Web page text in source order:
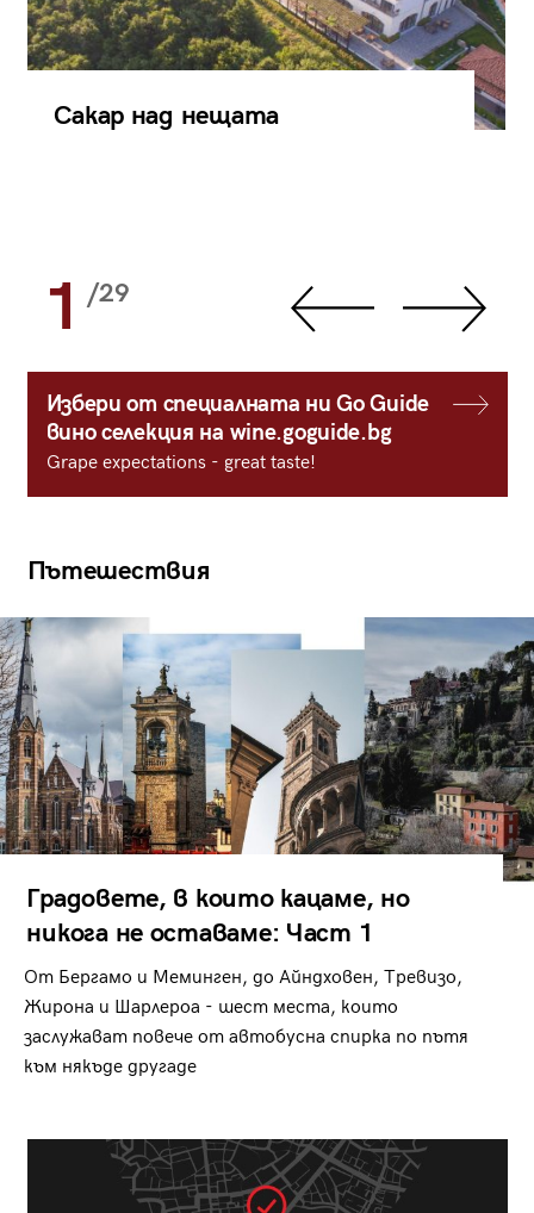
Сакар над нещата
1 /29
Избери от специалната ни Go Guide
вино селекция на wine.goguide.bg
Grape expectations - great taste!
Пътешествия
Градовете, в които кацаме, но
никога не оставаме: Част 1
От Бергамо и Меминген, до Айндховен, Тревизо,
Жирона и Шарлероа - шест места, които
заслужават повече от автобусна спирка по пътя
към някъде другаде